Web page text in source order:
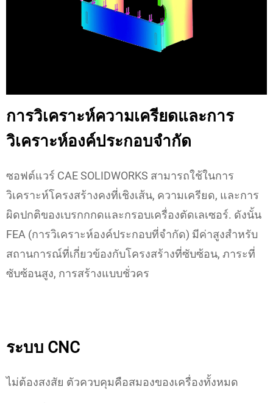
การวิเคราะห์ความเครียดและการ
วิเคราะห์องค์ประกอบจํากัด
ซอฟต์แวร์ CAE SOLIDWORKS สามารถใช้ในการ
วิเคราะห์โครงสร้างคงที่เชิงเส้น, ความเครียด, และการ
ผิดปกติของเบรกกกดและกรอบเครื่องตัดเลเซอร์. ดังนั้น
FEA (การวิเคราะห์องค์ประกอบที่จํากัด) มีค่าสูงสําหรับ
สถานการณ์ที่เกี่ยวข้องกับโครงสร้างที่ซับซ้อน, ภาระที่
ซับซ้อนสูง, การสร้างแบบชั่วคร
ระบบ CNC
ไม่ต้องสงสัย ตัวควบคุมคือสมองของเครื่องทั้งหมด